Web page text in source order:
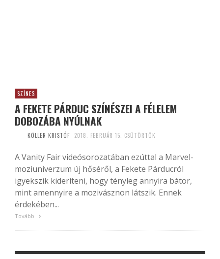
SZÍNES
A FEKETE PÁRDUC SZÍNÉSZEI A FÉLELEM
DOBOZÁBA NYÚLNAK
KÖLLER KRISTÓF 2018. FEBRUÁR 15. CSÜTÖRTÖK
A Vanity Fair videósorozatában ezúttal a Marvel-
moziuniverzum új hőséről, a Fekete Párducról
igyekszik kideríteni, hogy tényleg annyira bátor,
mint amennyire a mozivásznon látszik. Ennek
érdekében...
Tovább